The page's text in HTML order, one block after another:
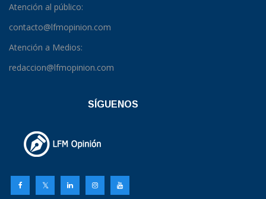
Atención al público:
contacto@lfmopinion.com
Atención a Medios:
redaccion@lfmopinion.com
SÍGUENOS